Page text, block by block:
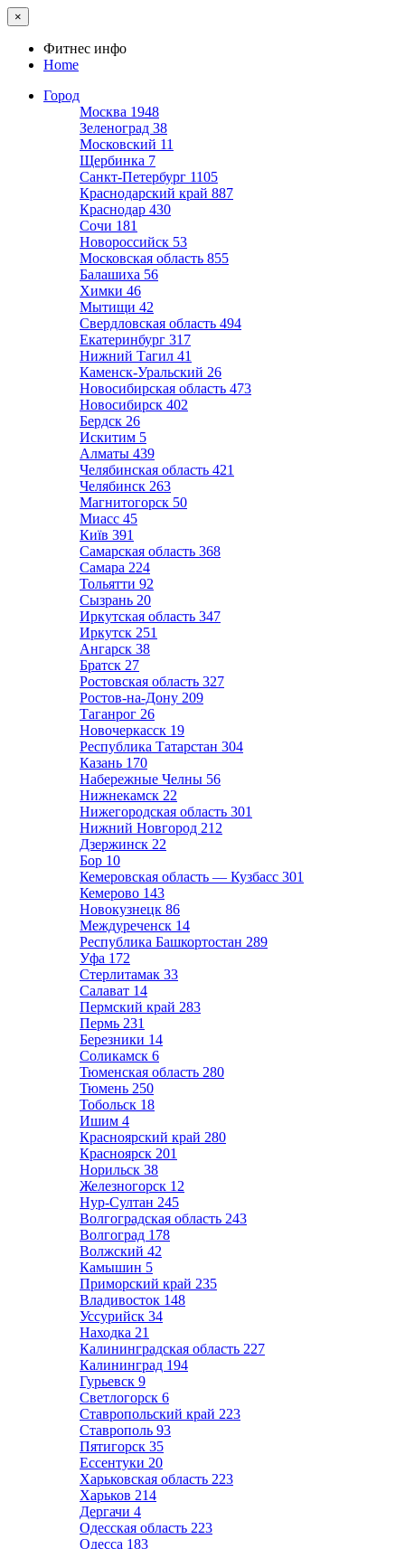
×
Фитнес инфо
Home
Город
Москва 1948
Зеленоград 38
Московский 11
Щербинка 7
Санкт-Петербург 1105
Краснодарский край 887
Краснодар 430
Сочи 181
Новороссийск 53
Московская область 855
Балашиха 56
Химки 46
Мытищи 42
Свердловская область 494
Екатеринбург 317
Нижний Тагил 41
Каменск-Уральский 26
Новосибирская область 473
Новосибирск 402
Бердск 26
Искитим 5
Алматы 439
Челябинская область 421
Челябинск 263
Магнитогорск 50
Миасс 45
Київ 391
Самарская область 368
Самара 224
Тольятти 92
Сызрань 20
Иркутская область 347
Иркутск 251
Ангарск 38
Братск 27
Ростовская область 327
Ростов-на-Дону 209
Таганрог 26
Новочеркасск 19
Республика Татарстан 304
Казань 170
Набережные Челны 56
Нижнекамск 22
Нижегородская область 301
Нижний Новгород 212
Дзержинск 22
Бор 10
Кемеровская область — Кузбасс 301
Кемерово 143
Новокузнецк 86
Междуреченск 14
Республика Башкортостан 289
Уфа 172
Стерлитамак 33
Салават 14
Пермский край 283
Пермь 231
Березники 14
Соликамск 6
Тюменская область 280
Тюмень 250
Тобольск 18
Ишим 4
Красноярский край 280
Красноярск 201
Норильск 38
Железногорск 12
Нур-Султан 245
Волгоградская область 243
Волгоград 178
Волжский 42
Камышин 5
Приморский край 235
Владивосток 148
Уссурийск 34
Находка 21
Калининградская область 227
Калининград 194
Гурьевск 9
Светлогорск 6
Ставропольский край 223
Ставрополь 93
Пятигорск 35
Ессентуки 20
Харьковская область 223
Харьков 214
Дергачи 4
Одесская область 223
Одесса 183